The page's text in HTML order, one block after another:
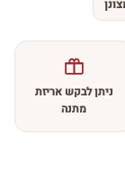
ניתן לבקש אריזת
מתנה